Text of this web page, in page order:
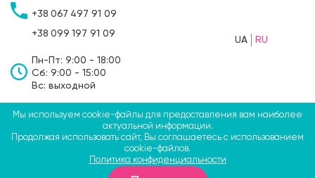
+38 067 497 91 09
+38 099 197 91 09
Пн-Пт: 9:00 - 18:00
Сб: 9:00 - 15:00
Вс: выходной
UA RU
©2009-2026 ТМ СВЯТОБУМ, ФЛП Больбин Павел
Анатольевич
Мы используем cookie-файлы для предоставления вам наиболее
актуальной информации.
Продолжая использовать сайт, Вы соглашаетесь с использованием
cookie-файлов.
Политика конфиденциальности